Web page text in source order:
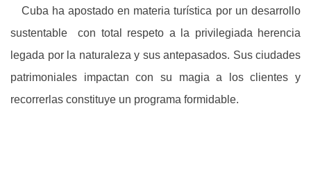
Cuba ha apostado en materia turística por un desarrollo
sustentable con total respeto a la privilegiada herencia
legada por la naturaleza y sus antepasados. Sus ciudades
patrimoniales impactan con su magia a los clientes y
recorrerlas constituye un programa formidable.